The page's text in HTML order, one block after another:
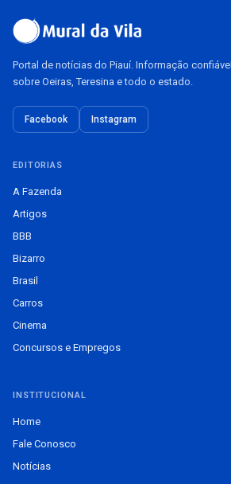
Portal de notícias do Piauí. Informação confiável
sobre Oeiras, Teresina e todo o estado.
Facebook Instagram
EDITORIAS
A Fazenda
Artigos
BBB
Bizarro
Brasil
Carros
Cinema
Concursos e Empregos
INSTITUCIONAL
Home
Fale Conosco
Notícias